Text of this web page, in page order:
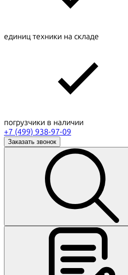
единиц техники на складе
погрузчики в наличии
+7 (499) 938-97-09
Заказать звонок